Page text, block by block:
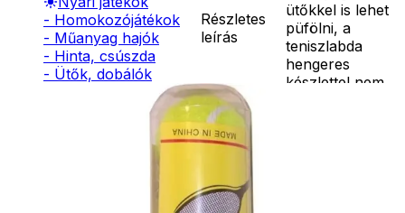
- Homokozójátékok
- Műanyag hajók
- Hinta, csúszda
- Ütők, dobálók
- Egyéb nyári játékok
Részletes
leírás
ütőkkel is lehet
püfölni, a
teniszlabda
hengeres
készlettel nem